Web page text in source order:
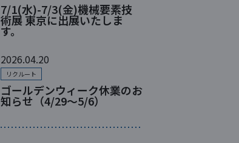
7/1(水)-7/3(金)機械要素技
術展 東京に出展いたしま
す。
2026.04.20
リクルート
ゴールデンウィーク休業のお
知らせ（4/29～5/6）